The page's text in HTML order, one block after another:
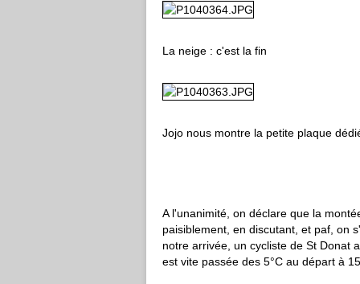
La neige : c'est la fin
Jojo nous montre la petite plaque
A l'unanimité, on déclare que la
paisiblement, en discutant, et paf, on
notre arrivée, un cycliste de St Donat
est vite passée des 5°C au départ à